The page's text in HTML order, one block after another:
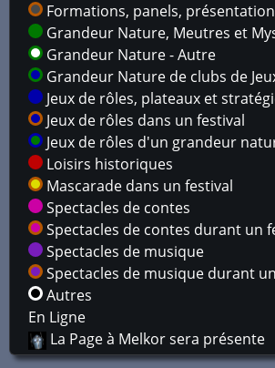
Formations, panels,
Grandeur Nature, Meutres et
Grandeur Nature - Autre
Grandeur Nature de clubs de
Jeux de rôles, plateaux et
Jeux de rôles dans un festival
Jeux de rôles d'un grandeur
Loisirs historiques
Mascarade dans un festival
Spectacles de contes
Spectacles de contes durant un
Spectacles de musique
Spectacles de musique durant
Autres
En Ligne
La Page à Melkor sera présente